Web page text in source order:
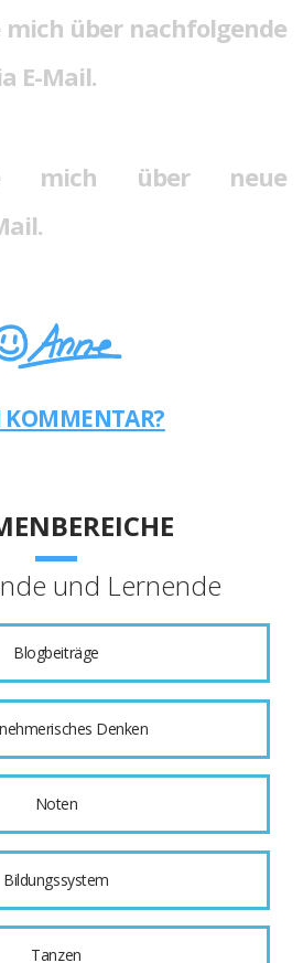
über nachfolgende
E-Mail.
mich über neue
KOMMENTAR?
und Lernende
Blogbeiträge
Denken
Noten
Bildungssystem
Tanzen